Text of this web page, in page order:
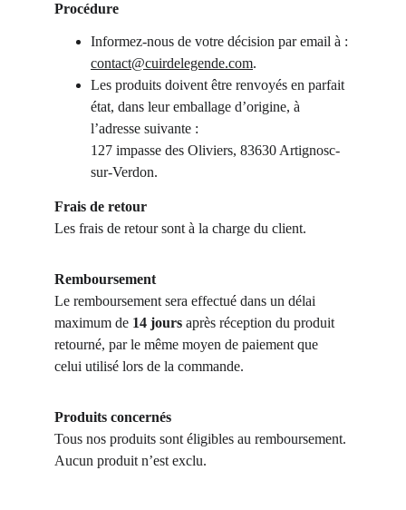
Procédure
Informez-nous de votre décision par email à :
contact@cuirdelegende.com.
Les produits doivent être renvoyés en parfait
état, dans leur emballage d’origine, à
l’adresse suivante :
127 impasse des Oliviers, 83630 Artignosc-
sur-Verdon.
Frais de retour
Les frais de retour sont à la charge du client.
Remboursement
Le remboursement sera effectué dans un délai
maximum de 14 jours après réception du produit
retourné, par le même moyen de paiement que
celui utilisé lors de la commande.
Produits concernés
Tous nos produits sont éligibles au remboursement.
Aucun produit n’est exclu.